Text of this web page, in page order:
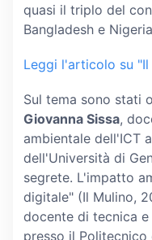
quasi il triplo del
Bangladesh e
Leggi l'articolo su
Sul tema sono stati
Giovanna Sissa,
ambientale dell'ICT
dell'Università di
segrete. L'impatto
digitale" (Il Mulino,
docente di tecnica
presso il Politecnico